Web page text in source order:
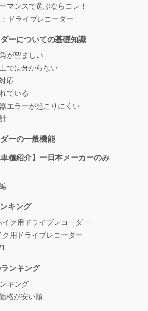
マンスで選ぶならコレ！
ドライブレコーダー」
ダーについての基礎知識
が望ましい
では分からない
応
ている
エラーが起こりにくい
ーの一般機能
種紹介】ー日本メーカーのみ
キング
イク用ドライブレコーダー
用ドライブレコーダー
ンキング
キング
格が安い順